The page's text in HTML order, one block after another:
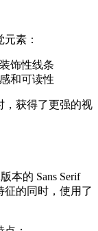
素：
饰性线条
和可读性
，获得了更强的视
本的 Sans Serif
征的同时，使用了